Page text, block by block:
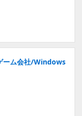
ーム会社/Windows